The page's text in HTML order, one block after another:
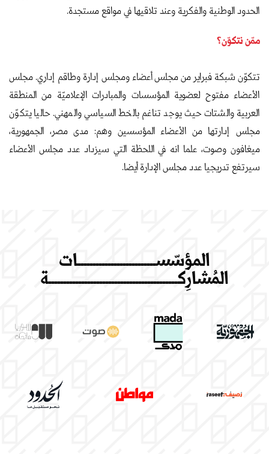
الحدود الوطنية والفكرية وعند تلاقيها في مواقع مستجدة.
ممّن نتكوّن؟
تتكوّن شبكة فبراير من مجلس أعضاء ومجلس إدارة وطاقم إداري. مجلس
الأعضاء مفتوح لعضوية المؤسسات والمبادرات الإعلاميّة من المنطقة
العربية والشتات حيث يوجد تناغم بالخط السياسي والمهني. حاليا يتكوّن
مجلس إدارتها من الأعضاء المؤسسين وهم: مدى مصر، الجمهورية،
ميغافون وصوت، علما انه في اللحظة التي سيزداد عدد مجلس الأعضاء
سيرتفع تدريجيا عدد مجلس الإدارة أيضا.
المؤسّســــــــــــــــــــــــــات
المُشارِكـــــــــــــــــــــــــــــــــــــــــــة